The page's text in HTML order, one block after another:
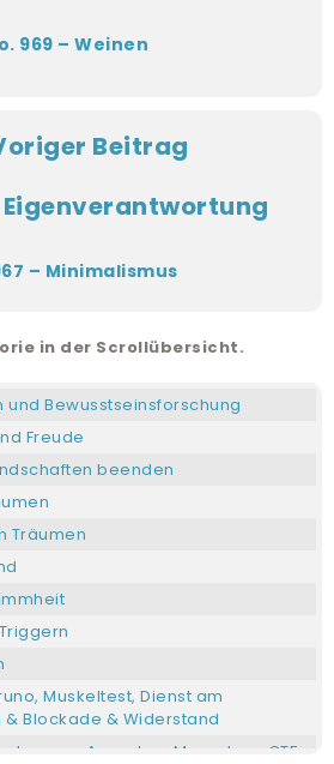
969 – Weinen
Beitrag
– Minimalismus
in der Scrollübersicht.
und Bewusstseinsforschung
Freude
beenden
Träumen
Muskeltest, Dienst am
Blockade & Widerstand
Aussehen Menschen, CTF